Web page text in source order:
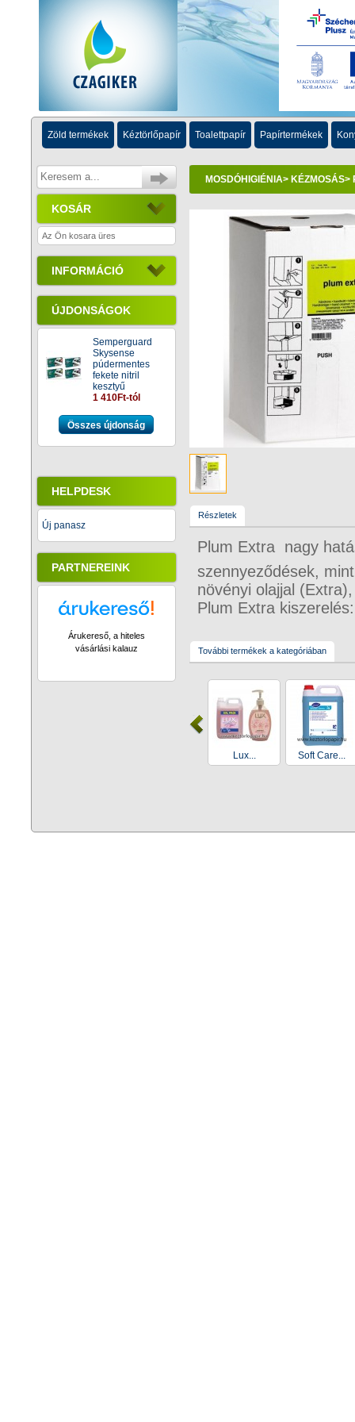
Zöld termékek Kéztörlőpapír Toalettpapír Papírtermékek
KOSÁR
Az Ön kosara üres
INFORMÁCIÓ
ÚJDONSÁGOK
Semperguard
Skysense
púdermentes
fekete nitril
kesztyű
1 410Ft-tól
Összes újdonság
HELPDESK
Új panasz
PARTNEREINK
Árukereső, a hiteles
vásárlási kalauz
MOSDÓHIGIÉNIA> KÉZMOSÁS>
Részletek
Plum Extra  nagy
szennyeződések,
növényi olajjal
Plum Extra
További termékek a kategóriában
Lux... Soft Care...